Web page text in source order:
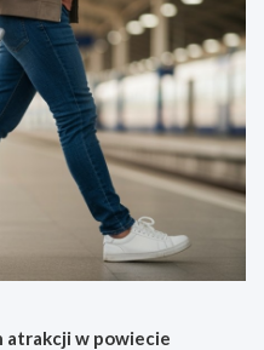
atrakcji w powiecie